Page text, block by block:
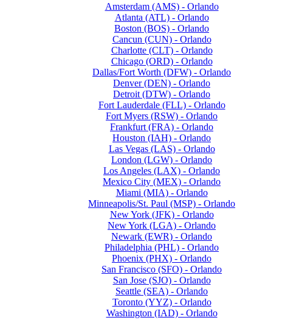
Amsterdam (AMS) - Orlando
Atlanta (ATL) - Orlando
Boston (BOS) - Orlando
Cancun (CUN) - Orlando
Charlotte (CLT) - Orlando
Chicago (ORD) - Orlando
Dallas/Fort Worth (DFW) - Orlando
Denver (DEN) - Orlando
Detroit (DTW) - Orlando
Fort Lauderdale (FLL) - Orlando
Fort Myers (RSW) - Orlando
Frankfurt (FRA) - Orlando
Houston (IAH) - Orlando
Las Vegas (LAS) - Orlando
London (LGW) - Orlando
Los Angeles (LAX) - Orlando
Mexico City (MEX) - Orlando
Miami (MIA) - Orlando
Minneapolis/St. Paul (MSP) - Orlando
New York (JFK) - Orlando
New York (LGA) - Orlando
Newark (EWR) - Orlando
Philadelphia (PHL) - Orlando
Phoenix (PHX) - Orlando
San Francisco (SFO) - Orlando
San Jose (SJO) - Orlando
Seattle (SEA) - Orlando
Toronto (YYZ) - Orlando
Washington (IAD) - Orlando